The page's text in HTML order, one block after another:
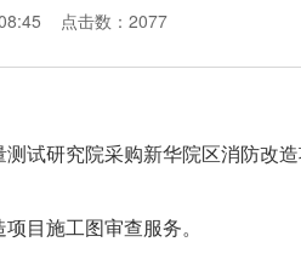
点击数：2077
试研究院采购新华院区消防改
项目施工图审查服务。